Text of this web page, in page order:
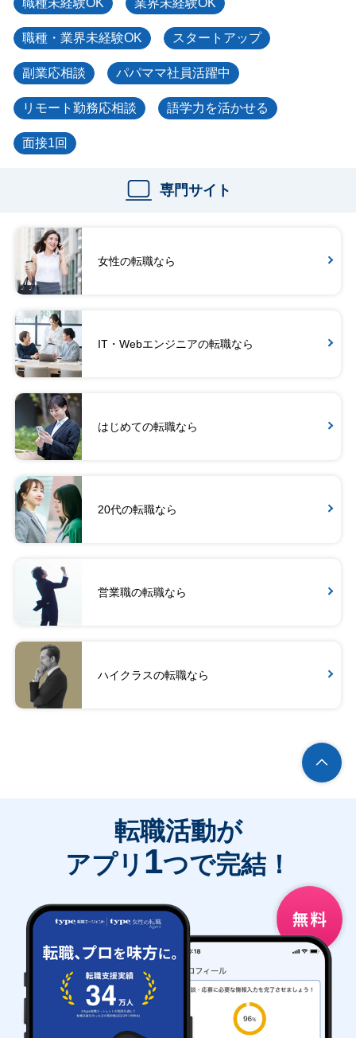
職種・業界未経験OK スタートアップ
副業応相談 パパママ社員活躍中
リモート勤務応相談 語学力を活かせる
面接1回
専門サイト
女性の転職なら
IT・Webエンジニアの転職なら
はじめての転職なら
20代の転職なら
営業職の転職なら
ハイクラスの転職なら
転職活動が
アプリ 1つで完結！